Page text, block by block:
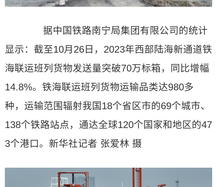
据中国铁路南宁局集团有限公司的统计
显示：截至10月26日，2023年西部陆海新通道铁
海联运班列货物发送量突破70万标箱，同比增幅
14.8%。铁海联运班列货物运输品类达980多
种，运输范围辐射我国18个省区市的69个城市、
138个铁路站点，通达全球120个国家和地区的47
3个港口。新华社记者 张爱林 摄